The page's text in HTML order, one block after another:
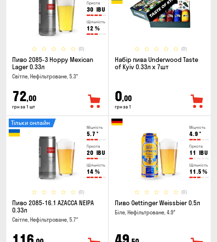
Гіркота
30 IBU
Щільність
12 %
(0)
Пиво 2085-3 Hoppy Mexican
Lager 0.33л
Світле, Нефільтроване, 5.3°
72,00
грн за 1 шт
(0)
Набір пива Underwood Taste
of Kyiv 0.33л x 7шт
0,00
грн за 1
Міцність
5.7 °
Гіркота
20 IBU
Щільність
14 %
(0)
Тільки онлайн
Пиво 2085-16.1 AZACCA NEIPA
0.33л
Світле, Нефільтроване, 5.7°
Міцність
4.9 °
Гіркота
11 IBU
Щільність
11.5 %
(0)
Пиво Oettinger Weissbier 0.5л
Біле, Нефільтроване, 4.9°